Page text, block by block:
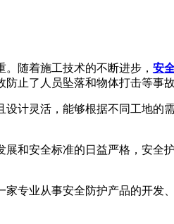
随着施工技术的不断进步， 安
止了人员坠落和物体打击等事故
灵活，能够根据不同工地的
安全标准的日益严格，安全
业从事安全防护产品的开发、